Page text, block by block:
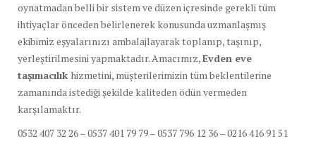
oynatmadan belli bir sistem ve düzen içresinde gerekli tüm
ihtiyaçlar önceden belirlenerek konusunda uzmanlaşmış
ekibimiz eşyalarınızı ambalajlayarak toplanıp, taşınıp,
yerleştirilmesini yapmaktadır. Amacımız,Evden eve
taşımacılık hizmetini, müşterilerimizin tüm beklentilerine
zamanında istediği şekilde kaliteden ödün vermeden
karşılamaktır.
0532 407 32 26 – 0537 401 79 79 – 0537 796 12 36 – 0216 416 91 51